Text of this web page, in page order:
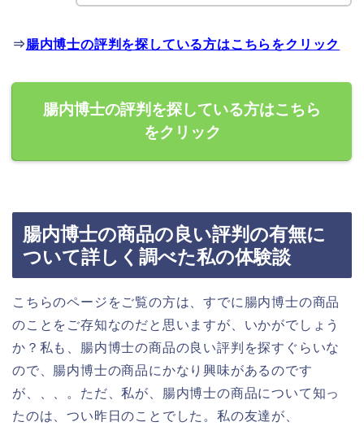
⇒腸内博士の評判を探している方はこちらをクリック
腸内博士の評判を探している方はこちら
をクリック
腸内博士の商品の良い評判の有無に
ついて詳しく調べた私の体験談
こちらのページをご覧の方は、すでに腸内博士の商品
のことをご存知なのだと思いますが、いかがでしょう
か？私も、腸内博士の商品の良い評判を探すぐらいな
ので、腸内博士の商品にかなり興味があるのです
が、、、。ただ、私が、腸内博士の商品について知っ
たのは、つい昨日のことでした。私の友達が、